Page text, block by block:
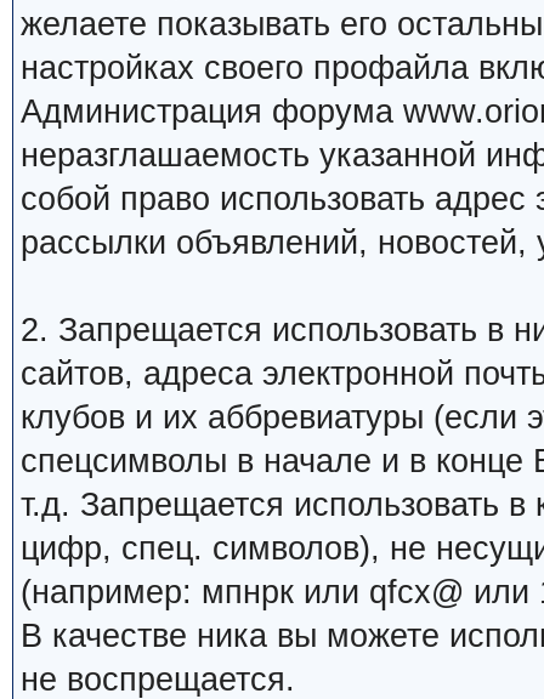
желаете показывать его
настройках своего профайла
Администрация форума
неразглашаемость указанной
собой право использовать
рассылки объявлений, новостей,
2. Запрещается использовать в
сайтов, адреса электронной
клубов и их аббревиатуры (если
спецсимволы в начале и в
т.д. Запрещается использовать
цифр, спец. символов), не
(например: мпнрк или qfcx@ или
В качестве ника вы можете
не воспрещается.